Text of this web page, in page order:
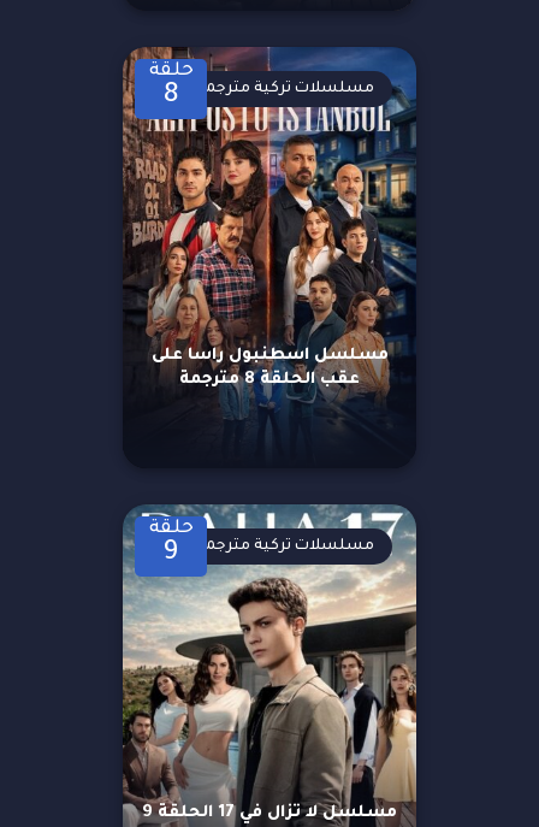
حلقة
8
مسلسل اسطنبول راسا على
عقب الحلقة 8 مترجمة
مسلسلات تركية مترجمة
حلقة
9
مسلسل لا تزال في 17 الحلقة 9
مسلسلات تركية مترجمة